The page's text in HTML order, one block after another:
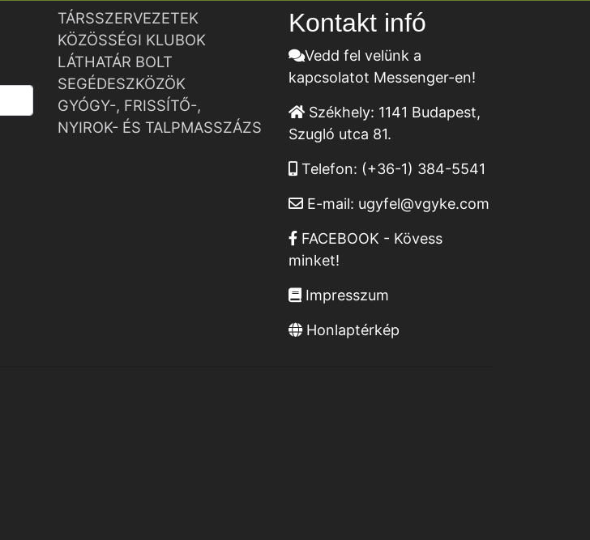
TÁRSSZERVEZETEK
KÖZÖSSÉGI KLUBOK
LÁTHATÁR BOLT
SEGÉDESZKÖZÖK
GYÓGY-, FRISSÍTŐ-,
NYIROK- ÉS TALPMASSZÁZS
Kontakt infó
Vedd fel velünk a
kapcsolatot Messenger-en!
Székhely: 1141 Budapest,
Szugló utca 81.
Telefon: (+36-1) 384-5541
E-mail: ugyfel@vgyke.com
FACEBOOK - Kövess
minket!
Impresszum
Honlaptérkép